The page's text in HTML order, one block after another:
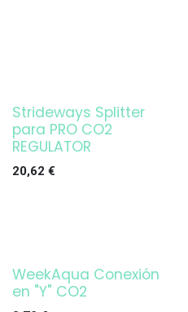
Strideways Splitter
para PRO CO2
REGULATOR
20,62 €
WeekAqua Conexión
en "Y" CO2